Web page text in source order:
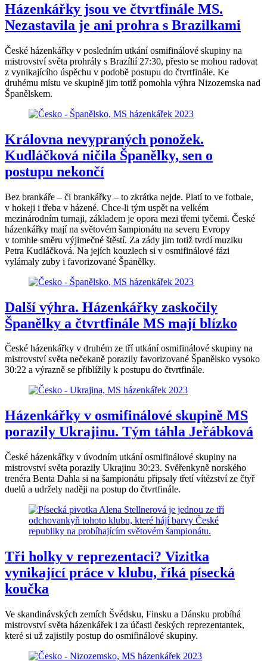
Házenkářky jsou ve čtvrtfinále MS.
Nezastavila je ani prohra s Brazilkami
České házenkářky v posledním utkání osmifinálové skupiny na
mistrovství světa prohrály s Brazílií 27:30, přesto se mohou radovat
z vynikajícího úspěchu v podobě postupu do čtvrtfinále. Ke
druhému místu ve skupině jim totiž pomohla výhra Nizozemska nad
Španělskem.
Královna nevypraných ponožek.
Kudláčková ničila Španělky, sen o
postupu nekončí
Bez brankáře – či brankářky – to zkrátka nejde. Platí to ve fotbale,
v hokeji i třeba v házené. Chce-li tým uspět na velkém
mezinárodním turnaji, základem je opora mezi třemi tyčemi. České
házenkářky mají na světovém šampionátu na severu Evropy
v tomhle směru výjimečné štěstí. Za zády jim totiž tvrdí muziku
Petra Kudláčková. Na jejích kouzlech si v osmifinálové fázi
vylámaly zuby i favorizované Španělky.
Další výhra. Házenkářky zaskočily
Španělky a čtvrtfinále MS mají blízko
České házenkářky v druhém ze tří utkání osmifinálové skupiny na
mistrovství světa nečekaně porazily favorizované Španělsko vysoko
30:22 a výrazně se přiblížily k postupu do čtvrtfinále.
Házenkářky v osmifinálové skupině MS
porazily Ukrajinu. Tým táhla Jeřábková
České házenkářky v úvodním utkání osmifinálové skupiny na
mistrovství světa porazily Ukrajinu 30:23. Svěřenkyně norského
trenéra Benta Dahla si na šampionátu připsaly třetí vítězství ze čtyř
duelů a udržely naději na postup do čtvrtfinále.
Tři holky v reprezentaci? Vizitka
vynikající práce v klubu, říká písecká
koučka
Ve skandinávských zemích Švédsku, Finsku a Dánsku probíhá
mistrovství světa házenkářek i za účasti českých reprezentantek,
které si už zajistily postup do osmifinálové skupiny.